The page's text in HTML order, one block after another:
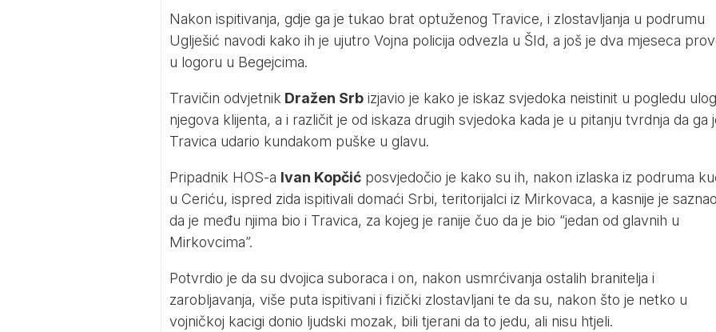
Nakon ispitivanja, gdje ga je tukao brat optuženog Travice, i zlostavljanja u podrumu
Uglješić navodi kako ih je ujutro Vojna policija odvezla u ŠId, a još je dva mjeseca
u logoru u Begejcima.
Travičin odvjetnik Dražen Srbizjavio je kako je iskaz svjedoka neistinit u pogledu
njegova klijenta, a i različit je od iskaza drugih svjedoka kada je u pitanju tvrdnja da ga
Travica udario kundakom puške u glavu.
Pripadnik HOS-a Ivan Kopčićposvjedočio je kako su ih, nakon izlaska iz podruma
u Ceriću, ispred zida ispitivali domaći Srbi, teritorijalci iz Mirkovaca, a kasnije je saznao
da je među njima bio i Travica, za kojeg je ranije čuo da je bio “jedan od glavnih u
Mirkovcima”.
Potvrdio je da su dvojica suboraca i on, nakon usmrćivanja ostalih branitelja i
zarobljavanja, više puta ispitivani i fizički zlostavljani te da su, nakon što je netko u
vojničkoj kacigi donio ljudski mozak, bili tjerani da to jedu, ali nisu htjeli.